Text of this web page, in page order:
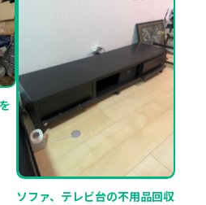
ソファ、テレビ台の不用品回収